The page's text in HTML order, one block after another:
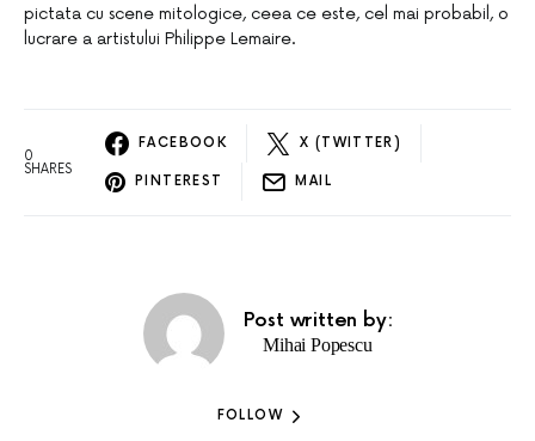
pictata cu scene mitologice, ceea ce este, cel mai probabil, o
lucrare a artistului Philippe Lemaire.
0
SHARES
FACEBOOK X (TWITTER)
PINTEREST MAIL
Post written by:
Mihai Popescu
FOLLOW